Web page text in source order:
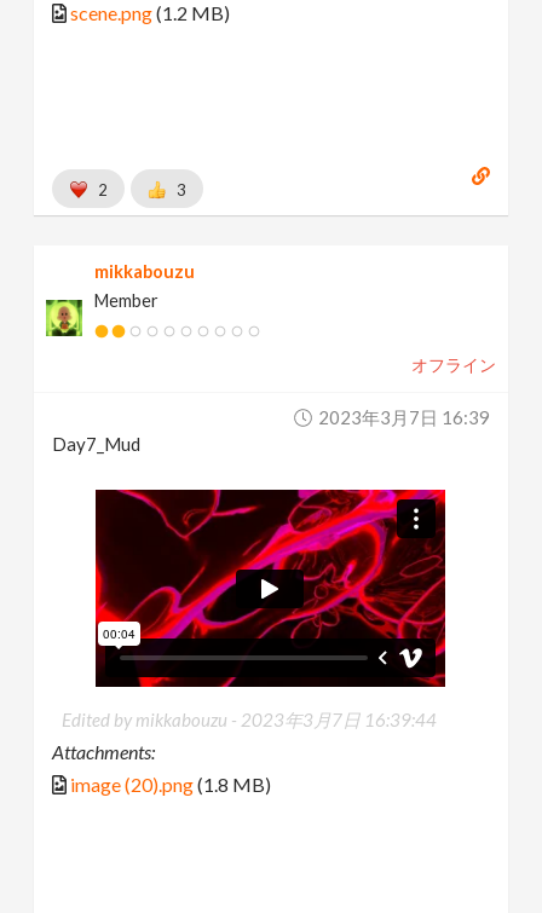
scene.png(1.2 MB)
2 3
mikkabouzu
Member
オフライン
2023年3月7日 16:39
Day7_Mud
Edited by mikkabouzu - 2023年3月7日 16:39:44
Attachments:
image (20).png(1.8 MB)